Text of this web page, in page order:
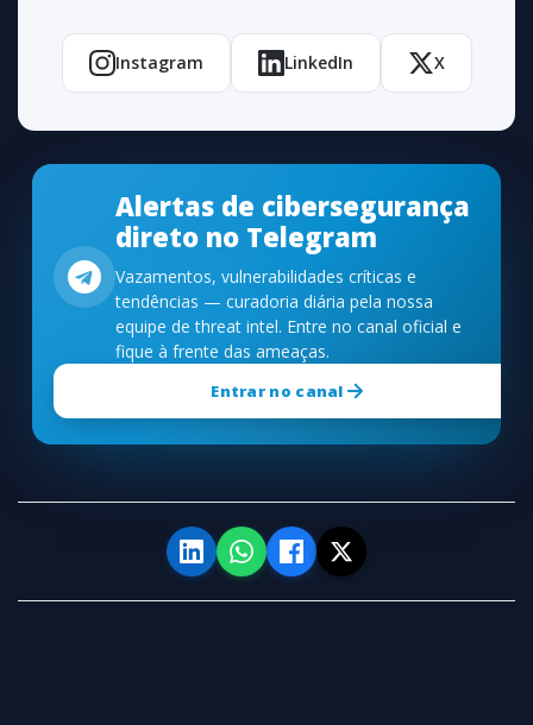
Instagram LinkedIn X
Alertas de cibersegurança
direto no Telegram
Vazamentos, vulnerabilidades críticas e
tendências — curadoria diária pela nossa
equipe de threat intel. Entre no canal oficial e
fique à frente das ameaças.
Entrar no canal